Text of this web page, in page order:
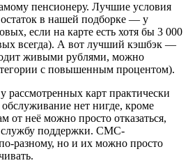
пенсионеру. Лучшие условия
в нашей подборке — у
если на карте есть хотя бы 3 000
всегда). А вот лучший кэшбэк —
живыми рублями, можно
с повышенным процентом).
рассмотренных карт практически
нет нигде, кроме
от неё можно просто отказаться,
службу поддержки. СМС-
разному, но и их можно просто